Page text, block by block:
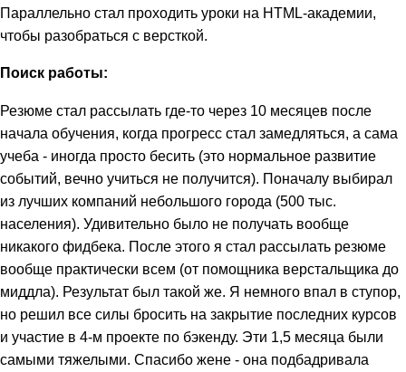
Параллельно стал проходить уроки на HTML-академии,
чтобы разобраться с версткой.
Поиск работы:
Резюме стал рассылать где-то через 10 месяцев после
начала обучения, когда прогресс стал замедляться, а сама
учеба - иногда просто бесить (это нормальное развитие
событий, вечно учиться не получится). Поначалу выбирал
из лучших компаний небольшого города (500 тыс.
населения). Удивительно было не получать вообще
никакого фидбека. После этого я стал рассылать резюме
вообще практически всем (от помощника верстальщика до
миддла). Результат был такой же. Я немного впал в ступор,
но решил все силы бросить на закрытие последних курсов
и участие в 4-м проекте по бэкенду. Эти 1,5 месяца были
самыми тяжелыми. Спасибо жене - она подбадривала